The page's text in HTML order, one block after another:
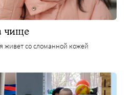
чище
живет со сломанной кожей